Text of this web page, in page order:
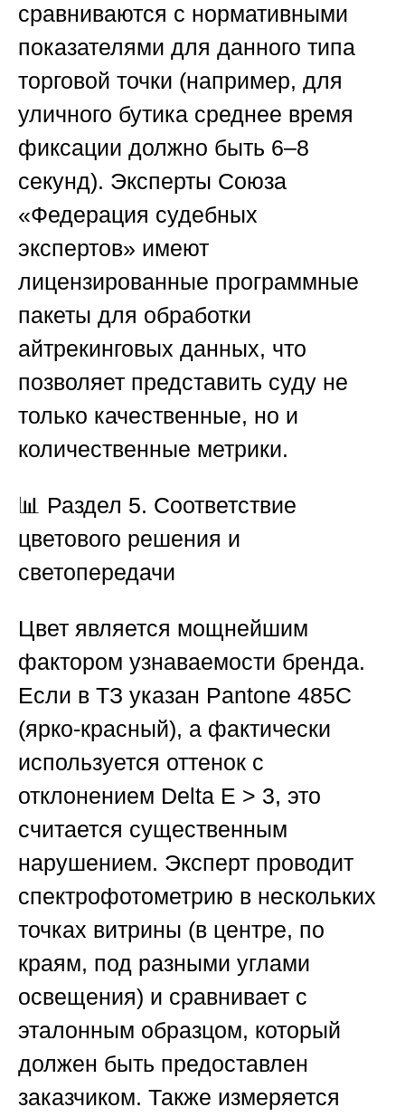
сравниваются с нормативными
показателями для данного типа
торговой точки (например, для
уличного бутика среднее время
фиксации должно быть 6–8
секунд). Эксперты Союза
«Федерация судебных
экспертов» имеют
лицензированные программные
пакеты для обработки
айтрекинговых данных, что
позволяет представить суду не
только качественные, но и
количественные метрики.
📊 Раздел 5. Соответствие
цветового решения и
светопередачи
Цвет является мощнейшим
фактором узнаваемости бренда.
Если в ТЗ указан Pantone 485C
(ярко-красный), а фактически
используется оттенок с
отклонением Delta E > 3, это
считается существенным
нарушением. Эксперт проводит
спектрофотометрию в нескольких
точках витрины (в центре, по
краям, под разными углами
освещения) и сравнивает с
эталонным образцом, который
должен быть предоставлен
заказчиком. Также измеряется